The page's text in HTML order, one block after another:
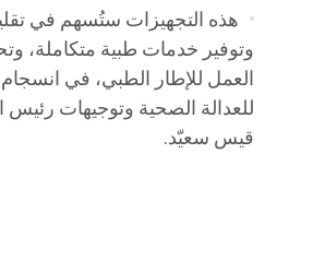
هذه التجهيزات ستُسهم في
وتوفير خدمات طبية متكاملة،
العمل للإطار الطبي، في
للعدالة الصحية وتوجيهات رئيس
قيس سعيّد.